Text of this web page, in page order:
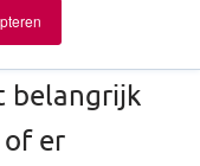
belangrijk
er